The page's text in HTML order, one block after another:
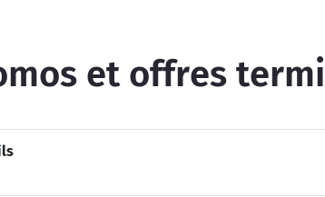
et offres